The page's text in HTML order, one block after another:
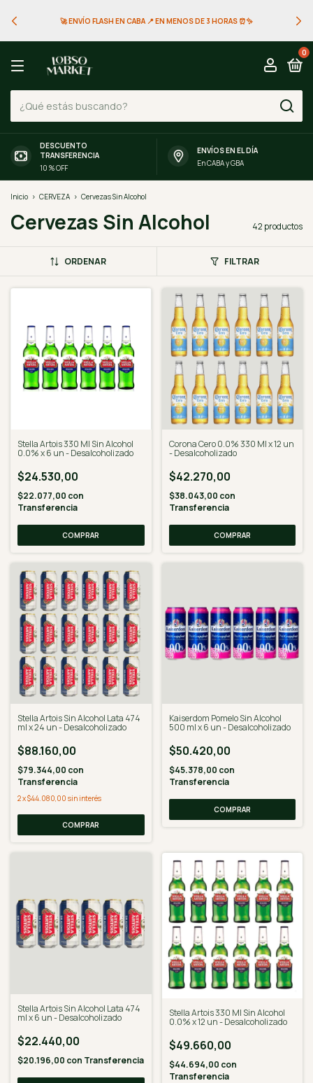
🚀 ENVÍO FLASH EN CABA 📍 EN MENOS DE 3 HORAS ⏰✨
0
DESCUENTO
TRANSFERENCIA
10 % OFF
ENVÍOS EN EL DÍA
En CABA y GBA
Inicio > CERVEZA > Cervezas Sin Alcohol
Cervezas Sin Alcohol 42 productos
ORDENAR FILTRAR
Stella Artois 330 Ml Sin Alcohol
0.0% x 6 un - Desalcoholizado
$24.530,00
$22.077,00 con
Transferencia
Corona Cero 0.0% 330 Ml x 12 un
- Desalcoholizado
$42.270,00
$38.043,00 con
Transferencia
Stella Artois Sin Alcohol Lata 474
ml x 24 un - Desalcoholizado
$88.160,00
$79.344,00 con
Transferencia
2x$44.080,00 sin interés
Kaiserdom Pomelo Sin Alcohol
500 ml x 6 un - Desalcoholizado
$50.420,00
$45.378,00 con
Transferencia
Stella Artois Sin Alcohol Lata 474
ml x 6 un - Desalcoholizado
$22.440,00
$20.196,00 con Transferencia
Stella Artois 330 Ml Sin Alcohol
0.0% x 12 un - Desalcoholizado
$49.660,00
$44.694,00 con
Transferencia